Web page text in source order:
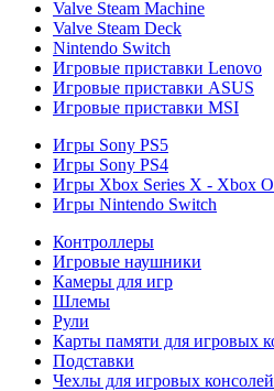
Valve Steam Machine
Valve Steam Deck
Nintendo Switch
Игровые приставки Lenovo
Игровые приставки ASUS
Игровые приставки MSI
Игры Sony PS5
Игры Sony PS4
Игры Xbox Series X - Xbox
Игры Nintendo Switch
Контроллеры
Игровые наушники
Камеры для игр
Шлемы
Рули
Карты памяти для игровых
Подставки
Чехлы для игровых консолей